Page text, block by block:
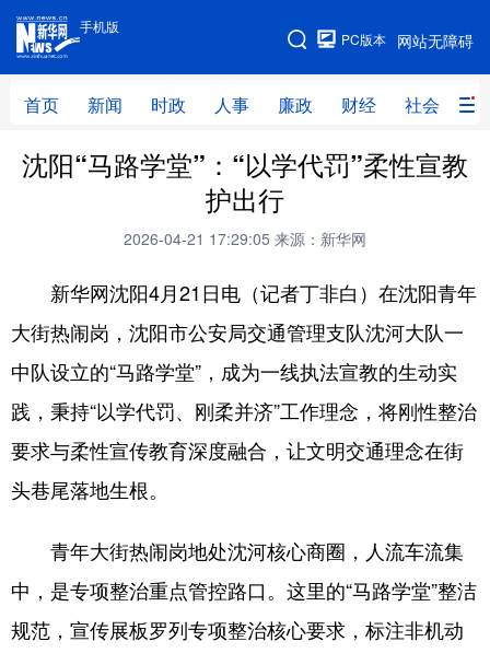
手机版
网站无障碍
PC版本
首页 新闻 时政 人事 廉政 财经 社会 科
手机版
网站地图
首页 新闻 时政 人事
体育 视频 直播 无人机
地方频道
辽宁
广东 广西 海南 重庆
沈阳“马路学堂”：“以学代罚”柔性宣教
护出行
2026-04-21 17:29:05 来源：新华网
新华网沈阳4月21日电（记者丁非白）在沈阳青年
大街热闹岗，沈阳市公安局交通管理支队沈河大队一
中队设立的“马路学堂”，成为一线执法宣教的生动实
践，秉持“以学代罚、刚柔并济”工作理念，将刚性整治
要求与柔性宣传教育深度融合，让文明交通理念在街
头巷尾落地生根。
青年大街热闹岗地处沈河核心商圈，人流车流集
中，是专项整治重点管控路口。这里的“马路学堂”整洁
规范，宣传展板罗列专项整治核心要求，标注非机动